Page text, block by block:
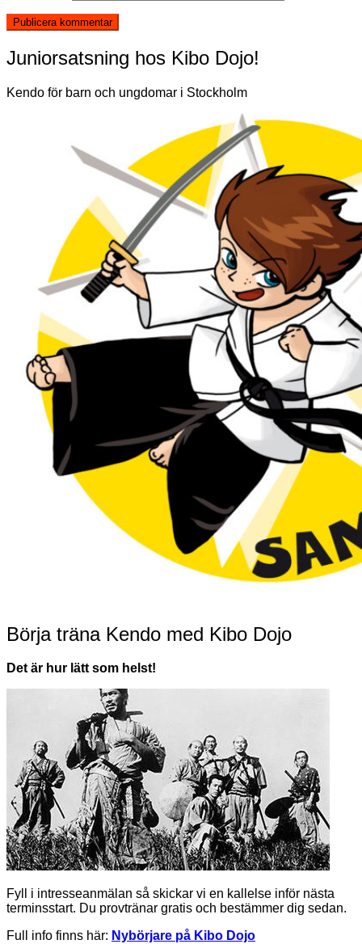
Juniorsatsning hos Kibo Dojo!
Kendo för barn och ungdomar i Stockholm
Börja träna Kendo med Kibo Dojo
Det är hur lätt som helst!
Fyll i intresseanmälan så skickar vi en kallelse inför nästa
terminsstart. Du provtränar gratis och bestämmer dig sedan.
Full info finns här: Nybörjare på Kibo Dojo